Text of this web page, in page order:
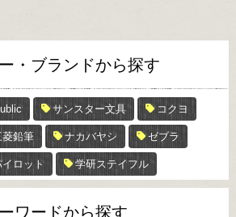
・ブランドから探す
サンスター文具 コクヨ
菱鉛筆 ナカバヤシ ゼブラ
イロット 学研ステイフル
ワードから探す